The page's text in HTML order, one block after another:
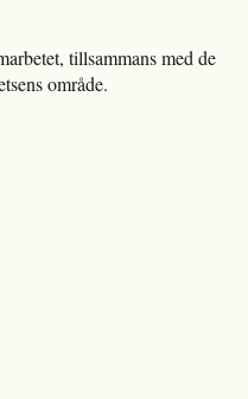
tillsammans med de
område.